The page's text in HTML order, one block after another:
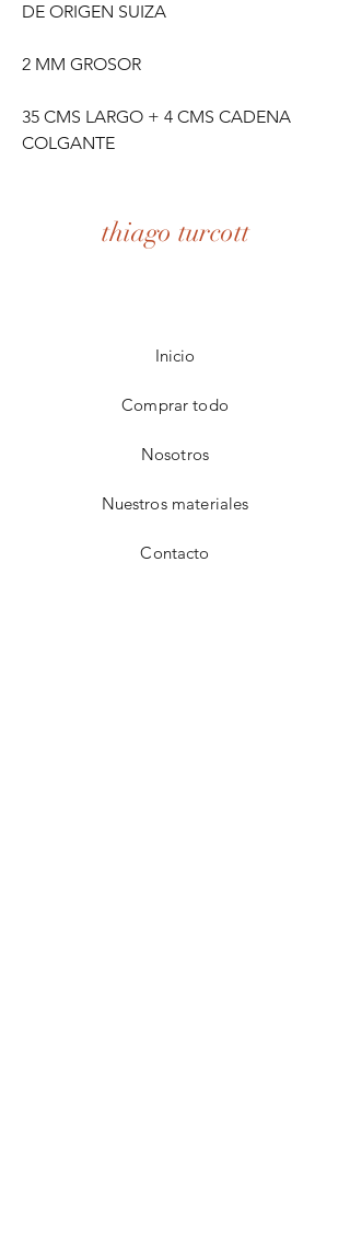
DE ORIGEN SUIZA
2 MM GROSOR
35 CMS LARGO + 4 CMS CADENA
COLGANTE
thiago turcott
Inicio
Comprar todo
Nosotros
Nuestros materiales
Contacto